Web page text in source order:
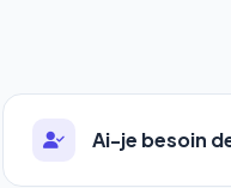
Ai-je besoin